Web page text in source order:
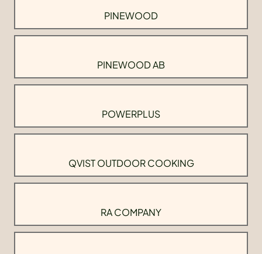
PINEWOOD
PINEWOOD AB
POWERPLUS
QVIST OUTDOOR COOKING
RA COMPANY